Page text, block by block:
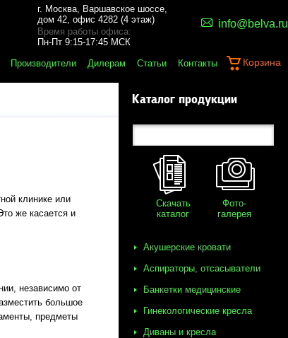
г. Москва, Варшавское шоссе,
дом 42, офис 4282 (4 этаж)
Время работы офиса:
Пн-Пт 9:15-17:45 МСК
info@belva.ru
Производители Дилерам Статьи Контакты Корзина
клинике или
же касается и
независимо от
большое
предметы
Каталог продукции
Скачать
каталог
Фото-
галерея
Акушерские кровати
Аспираторы, отсасыватели
Банкетки медицинские
Гинекологические кресла
Диваны и кресла